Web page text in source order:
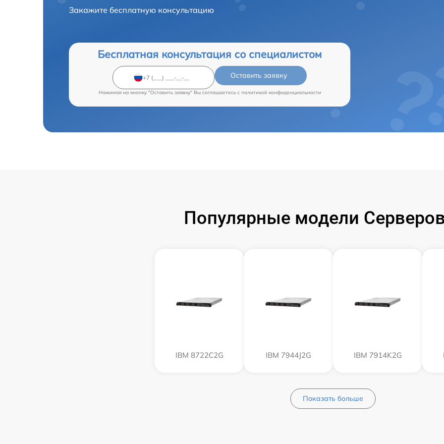
Закажите бесплатную консультацию
Бесплатная консультация со специалистом
Оставить заявку
Нажимая на кнопку "Оставить заявку" Вы соглашаетесь c политикой конфиденциальности
Популярные модели
IBM 8722C2G IBM 7944J2G IBM 7914K2G
Показать больше